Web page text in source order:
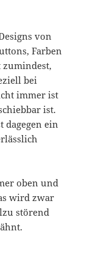
von
Farben
bei
immer ist
ist.
dagegen ein
oben und
wird zwar
störend